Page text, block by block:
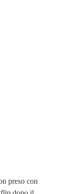
preso con